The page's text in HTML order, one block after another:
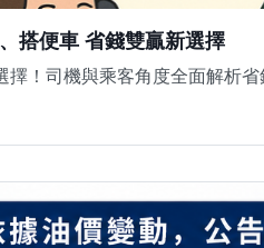
搭便車 省錢雙贏新選擇
擇！司機與乘客角度全面解析